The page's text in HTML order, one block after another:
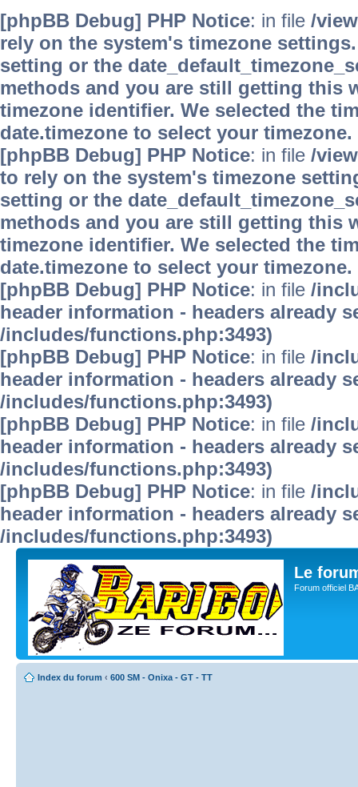
[phpBB Debug] PHP Notice: in file /
rely on the system's timezone
setting or the
methods and you are still getting this
timezone identifier. We selected the
date.timezone to select your timezone.
[phpBB Debug] PHP Notice: in file /
to rely on the system's timezone
setting or the
methods and you are still getting this
timezone identifier. We selected the
date.timezone to select your timezone.
[phpBB Debug] PHP Notice: in file /
header information - headers already
/includes/functions.php:3493)
[phpBB Debug] PHP Notice: in file /
header information - headers already
/includes/functions.php:3493)
[phpBB Debug] PHP Notice: in file /
header information - headers already
/includes/functions.php:3493)
[phpBB Debug] PHP Notice: in file /
header information - headers already
/includes/functions.php:3493)
Le
Forum officiel
Index du forum ‹ 600 SM - Onixa - GT - TT